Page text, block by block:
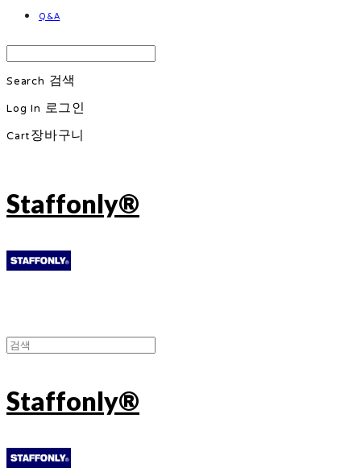
Q&A
Search 검색
Log In 로그인
Cart장바구니
Staffonly®
Staffonly®